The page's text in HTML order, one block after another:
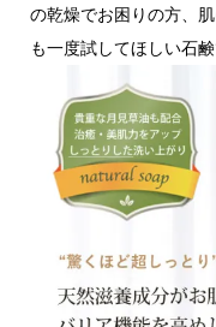
の乾燥でお困りの方、
も一度試してほしい石鹸